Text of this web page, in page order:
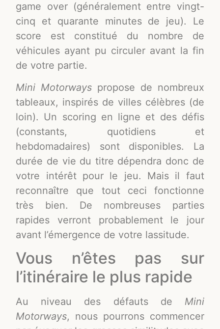
game over (généralement entre vingt-
cinq et quarante minutes de jeu). Le
score est constitué du nombre de
véhicules ayant pu circuler avant la fin
de votre partie.
Mini Motorways propose de nombreux
tableaux, inspirés de villes célèbres (de
loin). Un scoring en ligne et des défis
(constants, quotidiens et
hebdomadaires) sont disponibles. La
durée de vie du titre dépendra donc de
votre intérêt pour le jeu. Mais il faut
reconnaître que tout ceci fonctionne
très bien. De nombreuses parties
rapides verront probablement le jour
avant l’émergence de votre lassitude.
Vous n’êtes pas sur
l’itinéraire le plus rapide
Au niveau des défauts de Mini
Motorways, nous pourrons commencer